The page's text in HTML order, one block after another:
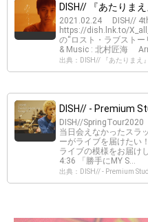
DISH// 『あたりま
2021.02.24 DISH// 4th
https://dish.lnk.to/
の“ロスト・ラブスト
& Music : 北村匠海
出典：DISH// 『あたりまえ
DISH// - Premium
DISH//SpringTour2020
当日会えなかったスラ
ーがライブを届けたい
ライブの模様をお届け
4:36 「勝手にMY S...
出典：DISH// - Premium